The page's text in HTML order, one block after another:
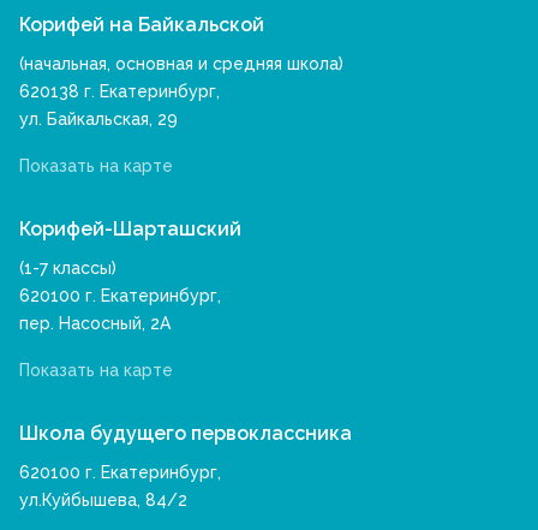
Корифей на Байкальской
(начальная, основная и средняя школа)
620138 г. Екатеринбург,
ул. Байкальская, 29
Показать на карте
Корифей-Шарташский
(1-7 классы)
620100 г. Екатеринбург,
пер. Насосный, 2А
Показать на карте
Школа будущего первоклассника
620100 г. Екатеринбург,
ул.Куйбышева, 84/2